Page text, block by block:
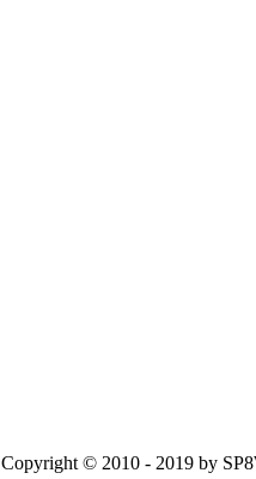
Copyright © 2010 - 2019 by